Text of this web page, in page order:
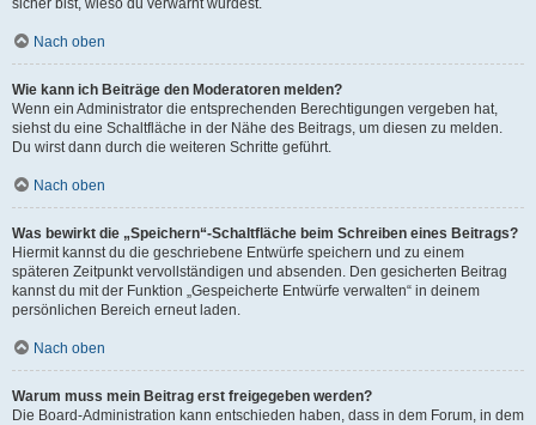
sicher bist, wieso du verwarnt wurdest.
Nach oben
Wie kann ich Beiträge den Moderatoren melden?
Wenn ein Administrator die entsprechenden Berechtigungen vergeben hat,
siehst du eine Schaltfläche in der Nähe des Beitrags, um diesen zu melden.
Du wirst dann durch die weiteren Schritte geführt.
Nach oben
Was bewirkt die „Speichern“-Schaltfläche beim Schreiben eines Beitrags?
Hiermit kannst du die geschriebene Entwürfe speichern und zu einem
späteren Zeitpunkt vervollständigen und absenden. Den gesicherten Beitrag
kannst du mit der Funktion „Gespeicherte Entwürfe verwalten“ in deinem
persönlichen Bereich erneut laden.
Nach oben
Warum muss mein Beitrag erst freigegeben werden?
Die Board-Administration kann entschieden haben, dass in dem Forum, in dem